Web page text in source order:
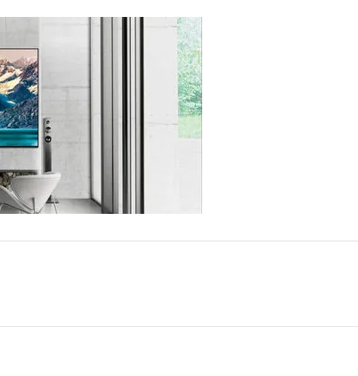
peut projeter une très grande image en étant placé au pied du